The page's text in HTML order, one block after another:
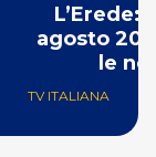
L’Erede:
agosto
le
TV ITALIANA